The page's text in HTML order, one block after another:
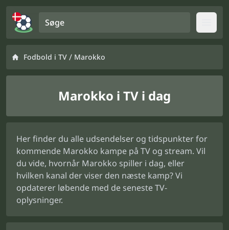
Fodbold i TV / Marokko
Marokko i TV i dag
Her finder du alle udsendelser og tidspunkter for
kommende Marokko kampe på TV og stream. Vil
du vide, hvornår Marokko spiller i dag, eller
hvilken kanal der viser den næste kamp? Vi
opdaterer løbende med de seneste TV-
oplysninger.